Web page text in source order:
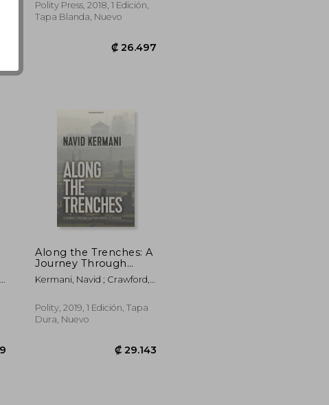
₡ 41.949
Polity Press, 2018, 1 Edición,
Tapa Blanda, Nuevo
Along the Trenches: A
Journey Through
Eastern Europe to
Isfahan (en Inglés)
Kermani, Navid ; Crawford,
Polity, 2019, 1 Edición, Tapa
Dura, Nuevo